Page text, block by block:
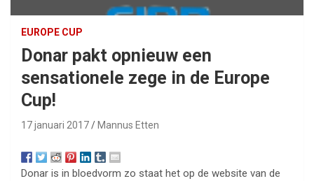
EUROPE CUP
Donar pakt opnieuw een
sensationele zege in de Europe
Cup!
17 januari 2017 Mannus Etten
Donar is in bloedvorm zo staat het op de website van de